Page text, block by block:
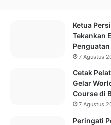
Ketua
Tekankan
Penguatan
7 Agustus
Cetak
Gelar
Course di
7 Agustus
Peringati